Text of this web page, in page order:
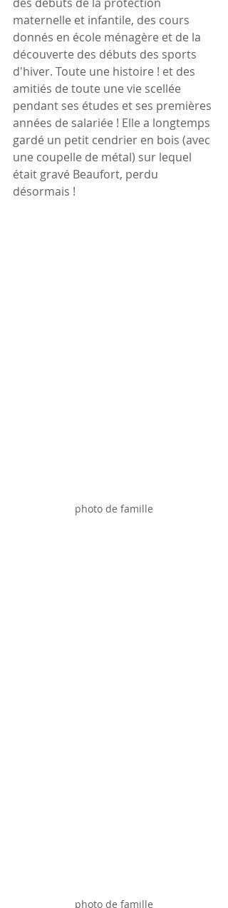
maternelle et infantile, des cours
donnés en école ménagère et de la
découverte des débuts des sports
d'hiver. Toute une histoire ! et des
amitiés de toute une vie scellée
pendant ses études et ses premières
années de salariée ! Elle a longtemps
gardé un petit cendrier en bois (avec
une coupelle de métal) sur lequel
était gravé Beaufort, perdu
désormais !
photo de famille
photo de famille